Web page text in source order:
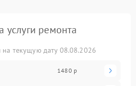
услуги ремонта
текущую дату 08.08.2026
1480 р